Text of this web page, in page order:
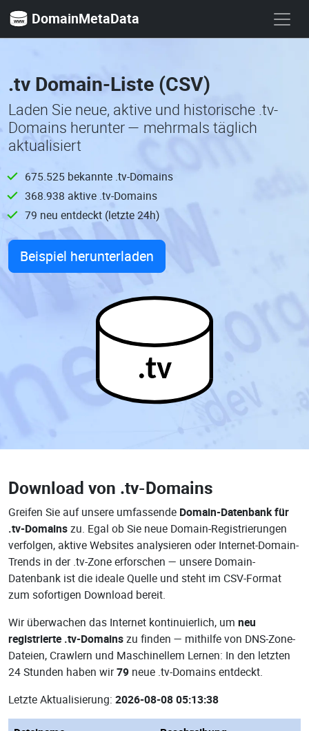
DomainMetaData
.tv Domain-Liste (CSV)
Laden Sie neue, aktive und historische .tv-
Domains herunter — mehrmals täglich
aktualisiert
675.525 bekannte .tv-Domains
368.938 aktive .tv-Domains
79 neu entdeckt (letzte 24h)
Beispiel herunterladen
.tv
Download von .tv-Domains
Greifen Sie auf unsere umfassende Domain-Datenbank für
.tv-Domainszu. Egal ob Sie neue Domain-Registrierungen
verfolgen, aktive Websites analysieren oder Internet-Domain-
Trends in der .tv-Zone erforschen — unsere Domain-
Datenbank ist die ideale Quelle und steht im CSV-Format
zum sofortigen Download bereit.
Wir überwachen das Internet kontinuierlich, um neu
registrierte .tv-Domainszu finden — mithilfe von DNS-Zone-
Dateien, Crawlern und Maschinellem Lernen: In den letzten
24 Stunden haben wir79 neue .tv-Domains entdeckt.
Letzte Aktualisierung: 2026-08-08 05:13:38